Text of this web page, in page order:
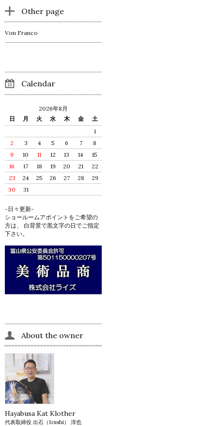
Other page
Von Franco
Calendar
2026年8月
日
月 火 水 木 金
土
1
2
3 4 5 6 7
8
9
10 11 12 13 14
15
16
17 18 19 20 21
22
23
24 25 26 27 28
29
30
31
-日々更新-
ショールームアポイントをご希望の
方は、 白背景で黒文字の日でご指定
下さい。
About the owner
Hayabusa Kat Klother
代表取締役 出石（Izushi） 淳也